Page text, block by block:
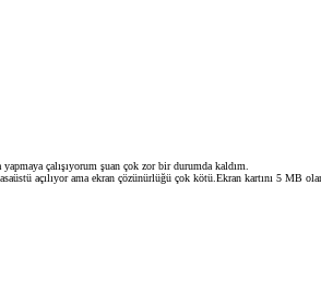
çalışıyorum şuan çok zor bir durumda kaldım.
açılıyor ama ekran çözünürlüğü çok kötü.Ekran kartını 5 MB